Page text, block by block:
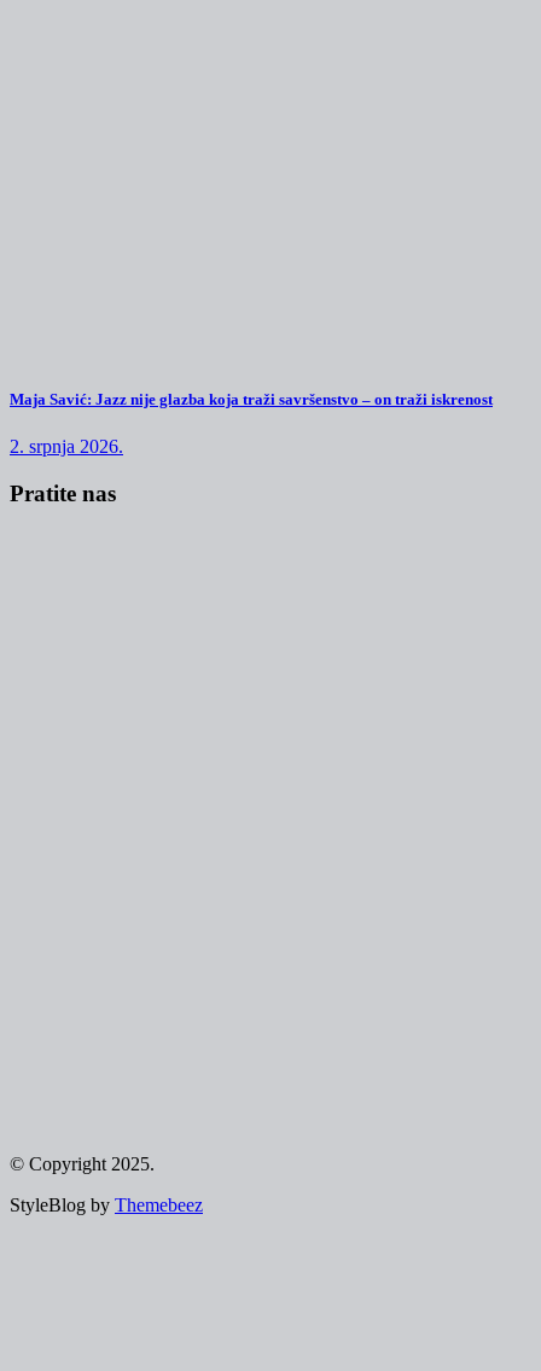
Maja Savić: Jazz nije glazba koja traži savršenstvo – on traži iskrenost
2. srpnja 2026.
Pratite nas
© Copyright 2025.
StyleBlog by Themebeez